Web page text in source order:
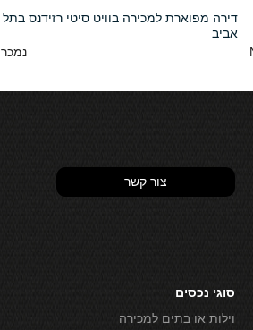
דירה מפוארת למכירה בוויט סיטי רזידנס בתל
אביב
נמכר
צור קשר
סוגי נכסים
וילות או בתים למכירה